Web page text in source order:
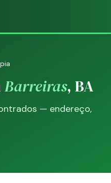
Barreiras, BA
— endereço,